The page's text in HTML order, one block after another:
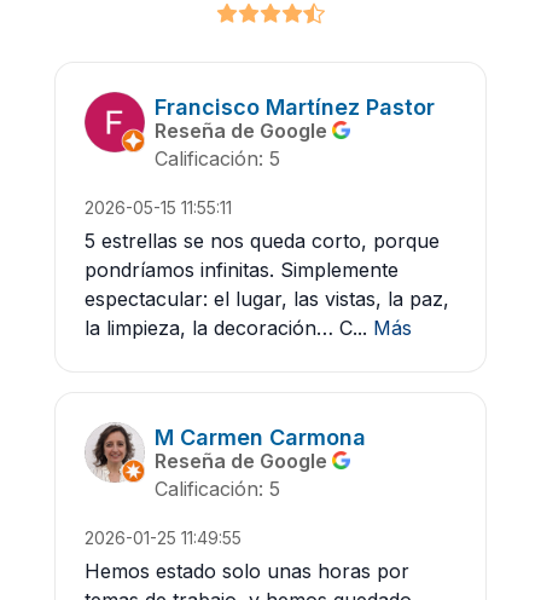
Francisco Martínez Pastor
Reseña de Google
Calificación: 5
2026-05-15 11:55:11
5 estrellas se nos queda corto, porque
pondríamos infinitas. Simplemente
espectacular: el lugar, las vistas, la paz,
la limpieza, la decoración… C... Más
M Carmen Carmona
Reseña de Google
Calificación: 5
2026-01-25 11:49:55
Hemos estado solo unas horas por